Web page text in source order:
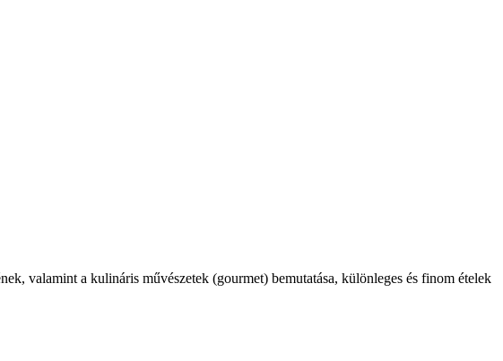
valamint a kulináris művészetek (gourmet) bemutatása, különleges és finom ételek